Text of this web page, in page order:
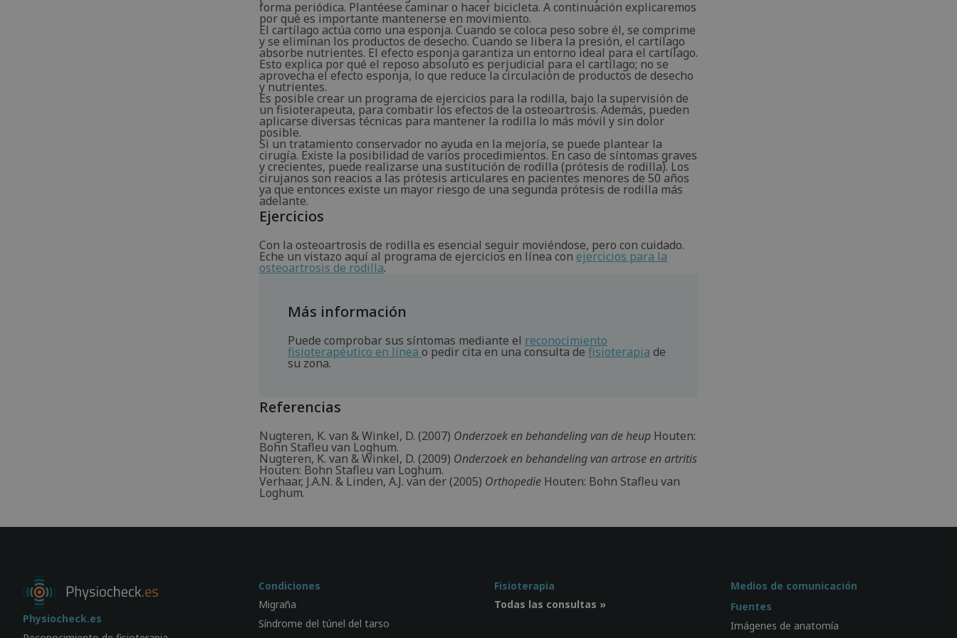
forma periódica. Plantéese caminar o hacer bicicleta. A continuación explicaremos
por qué es importante mantenerse en movimiento.
El cartílago actúa como una esponja. Cuando se coloca peso sobre él, se comprime
y se eliminan los productos de desecho. Cuando se libera la presión, el cartílago
absorbe nutrientes. El efecto esponja garantiza un entorno ideal para el cartílago.
Esto explica por qué el reposo absoluto es perjudicial para el cartílago; no se
aprovecha el efecto esponja, lo que reduce la circulación de productos de desecho
y nutrientes.
Es posible crear un programa de ejercicios para la rodilla, bajo la supervisión de
un fisioterapeuta, para combatir los efectos de la osteoartrosis. Además, pueden
aplicarse diversas técnicas para mantener la rodilla lo más móvil y sin dolor
posible.
Si un tratamiento conservador no ayuda en la mejoría, se puede plantear la
cirugía. Existe la posibilidad de varios procedimientos. En caso de síntomas graves
y crecientes, puede realizarse una sustitución de rodilla (prótesis de rodilla). Los
cirujanos son reacios a las prótesis articulares en pacientes menores de 50 años
ya que entonces existe un mayor riesgo de una segunda prótesis de rodilla más
adelante.
Ejercicios
Con la osteoartrosis de rodilla es esencial seguir moviéndose, pero con cuidado.
Eche un vistazo aquí al programa de ejercicios en línea con ejercicios para la
osteoartrosis de rodilla.
Más información
Puede comprobar sus síntomas mediante el reconocimiento
fisioterapéutico en línea o pedir cita en una consulta de fisioterapia de
su zona.
Referencias
Nugteren, K. van & Winkel, D. (2007) Onderzoek en behandeling van de heup Houten:
Bohn Stafleu van Loghum.
Nugteren, K. van & Winkel, D. (2009) Onderzoek en behandeling van artrose en artritis
Houten: Bohn Stafleu van Loghum.
Verhaar, J.A.N. & Linden, A.J. van der (2005) Orthopedie Houten: Bohn Stafleu van
Loghum.
Physiocheck.es
Condiciones
Migraña
Síndrome del túnel del tarso
Fisioterapia
Todas las consultas »
Medios de comunicación
Fuentes
Imágenes de anatomía